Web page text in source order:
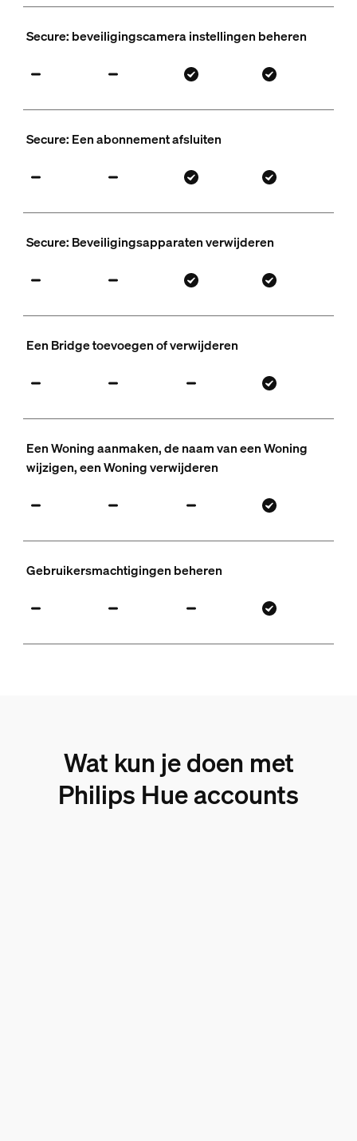
Secure: beveiligingscamera instellingen beheren
Secure: Een abonnement afsluiten
Secure: Beveiligingsapparaten verwijderen
Een Bridge toevoegen of verwijderen
Een Woning aanmaken, de naam van een Woning
wijzigen, een Woning verwijderen
Gebruikersmachtigingen beheren
Wat kun je doen met
Philips Hue accounts